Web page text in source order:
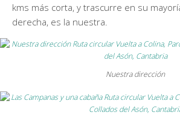
kms más corta, y trascurre en su
derecha, es la nuestra.
Nuestra dirección